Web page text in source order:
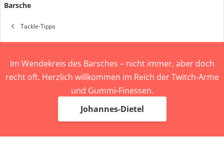
Barsche
Tackle-Tipps
Im Wendekreis des Barsches – nicht immer, aber doch
recht oft. Herzlich willkommen im Reich der Twitch-Arme
und Gummi-Finessen.
Johannes-Dietel